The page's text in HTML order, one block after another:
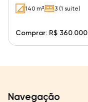
140 m² 3 (1 suíte)
Comprar: R$ 360.000
Navegação